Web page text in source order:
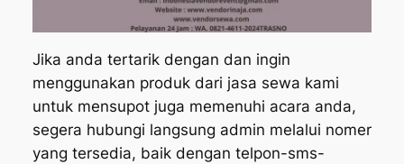
Jika anda tertarik dengan dan ingin
menggunakan produk dari jasa sewa kami
untuk mensupot juga memenuhi acara anda,
segera hubungi langsung admin melalui nomer
yang tersedia, baik dengan telpon-sms-